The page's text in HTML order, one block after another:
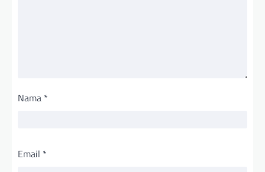
Nama *
Email *